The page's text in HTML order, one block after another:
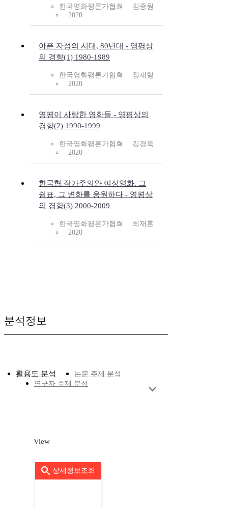
한국영화평론가협회
김종원
2020
아픈 자성의 시대, 80년대 - 영평상
의 경향(1) 1980-1989
한국영화평론가협회
정재형
2020
영평이 사랑한 영화들 - 영평상의
경향(2) 1990-1999
한국영화평론가협회
김경욱
2020
한국형 작가주의와 여성영화. 그
쉼표, 그 변화를 응원하다 - 영평상
의 경향(3) 2000-2009
한국영화평론가협회
최재훈
2020
분석정보
활용도 분석
논문 주제 분석
연구자 주제 분석
View
상세정보조회